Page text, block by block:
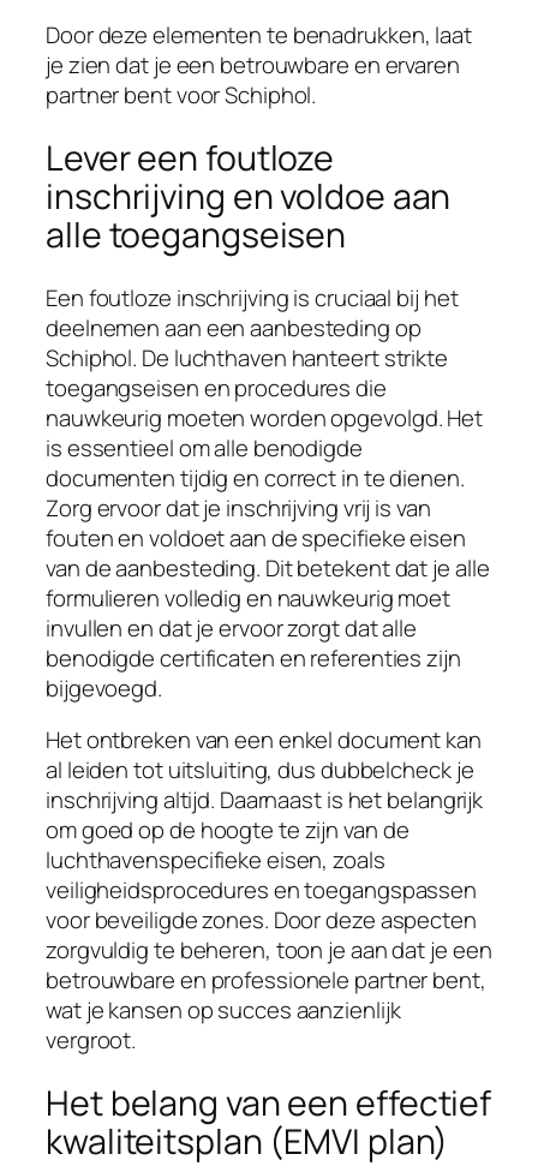
Door deze elementen te benadrukken, laat
je zien dat je een betrouwbare en ervaren
partner bent voor Schiphol.
Lever een foutloze
inschrijving en voldoe aan
alle toegangseisen
Een foutloze inschrijving is cruciaal bij het
deelnemen aan een aanbesteding op
Schiphol. De luchthaven hanteert strikte
toegangseisen en procedures die
nauwkeurig moeten worden opgevolgd. Het
is essentieel om alle benodigde
documenten tijdig en correct in te dienen.
Zorg ervoor dat je inschrijving vrij is van
fouten en voldoet aan de specifieke eisen
van de aanbesteding. Dit betekent dat je alle
formulieren volledig en nauwkeurig moet
invullen en dat je ervoor zorgt dat alle
benodigde certificaten en referenties zijn
bijgevoegd.
Het ontbreken van een enkel document kan
al leiden tot uitsluiting, dus dubbelcheck je
inschrijving altijd. Daarnaast is het belangrijk
om goed op de hoogte te zijn van de
luchthavenspecifieke eisen, zoals
veiligheidsprocedures en toegangspassen
voor beveiligde zones. Door deze aspecten
zorgvuldig te beheren, toon je aan dat je een
betrouwbare en professionele partner bent,
wat je kansen op succes aanzienlijk
vergroot.
Het belang van een effectief
kwaliteitsplan (EMVI plan)